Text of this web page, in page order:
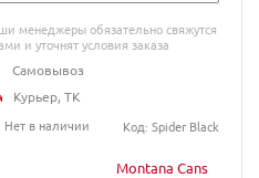
Montana Cans
менеджеры обязательно свяжутся
и уточнят условия заказа
Самовывоз
Курьер, ТК
Нет в наличии
Код: Spider Black